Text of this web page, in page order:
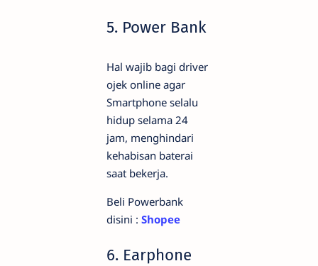
5. Power Bank
Hal wajib bagi driver
ojek online agar
Smartphone selalu
hidup selama 24
jam, menghindari
kehabisan baterai
saat bekerja.
Beli Powerbank
disini : Shopee
6. Earphone